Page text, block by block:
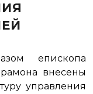
епископа
внесены
управления